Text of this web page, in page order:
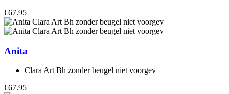
€67.95
Anita
Clara Art Bh zonder beugel niet voorgev
€67.95